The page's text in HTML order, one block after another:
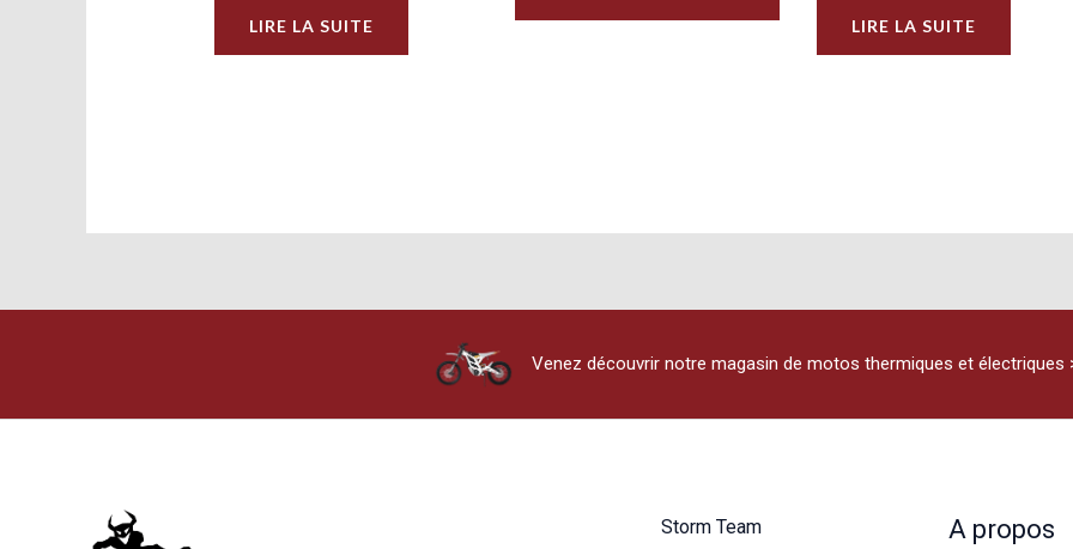
LIRE LA SUITE
la
du
LIRE LA SUITE
Venez découvrir notre magasin de motos thermiques et électriques
Storm Team A propos